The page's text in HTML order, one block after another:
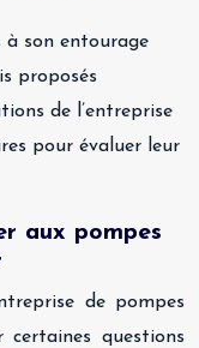
à son entourage
proposés
de l’entreprise
pour évaluer leur
aux pompes
de pompes
questions